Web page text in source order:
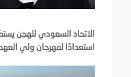
الاتحاد السعودي للهجن
استعدادًا لمهرجان ولي العهد